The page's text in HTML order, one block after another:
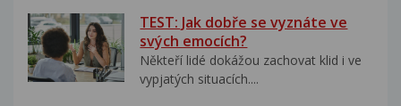
TEST: Jak dobře se vyznáte ve
svých emocích?
Někteří lidé dokážou zachovat klid i ve
vypjatých situacích....